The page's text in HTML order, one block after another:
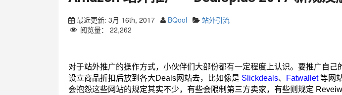
最近更新: 3月 16th, 2017 BQool
站外引流
阅览量： 22,262
对于站外推广的操作方式，小伙伴们大部份都有一定程度上认识。要推广自己
设立商品折扣后放到各大Deals网站去，比如像是 Slickdeals、 Fatwallet等网
会抱怨这些网站的规定其实不少，有些会限制第三方卖家，有些则规定